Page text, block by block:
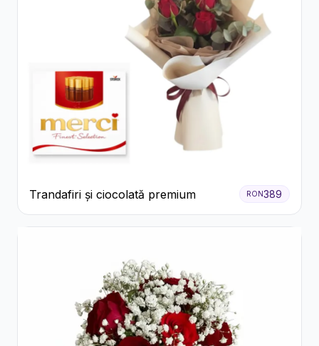
Trandafiri și ciocolată premium RON389